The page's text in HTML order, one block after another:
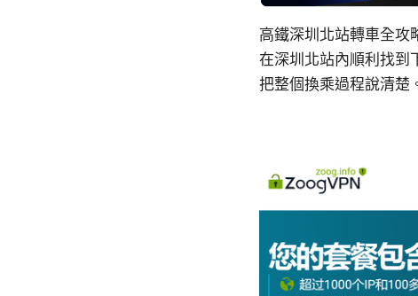
高鐵深圳北站轉車全攻
在深圳北站內順利找到
把整個換乘過程說清楚